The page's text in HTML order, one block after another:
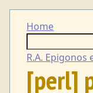
Home
R.A. Epigonos
[perl]